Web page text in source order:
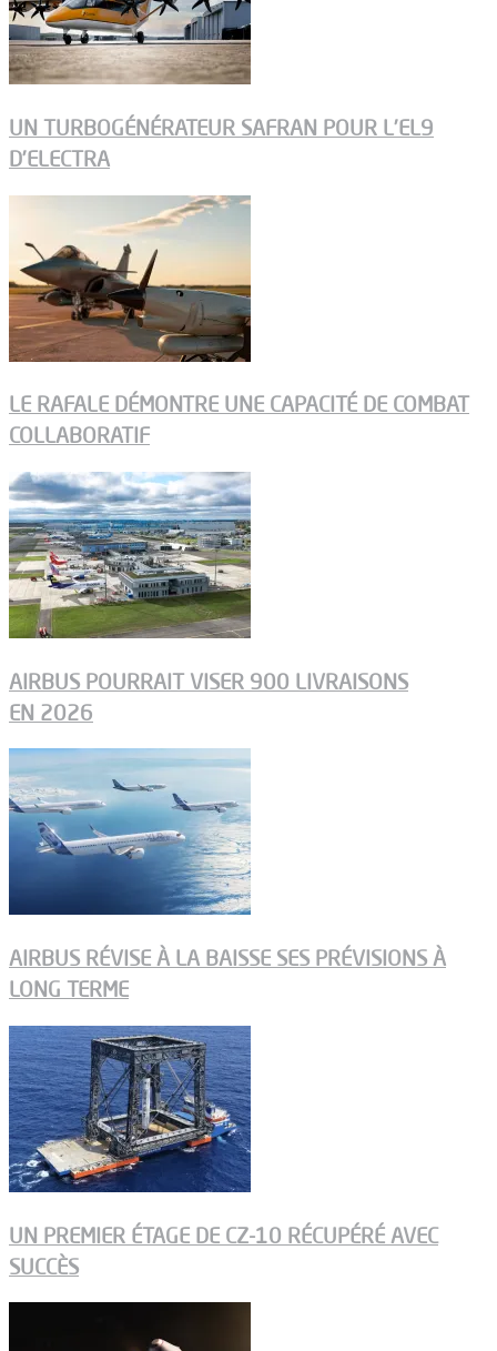
UN TURBOGÉNÉRATEUR SAFRAN POUR L’EL9
D’ELECTRA
LE RAFALE DÉMONTRE UNE CAPACITÉ DE COMBAT
COLLABORATIF
AIRBUS POURRAIT VISER 900 LIVRAISONS
EN 2026
AIRBUS RÉVISE À LA BAISSE SES PRÉVISIONS À
LONG TERME
UN PREMIER ÉTAGE DE CZ-10 RÉCUPÉRÉ AVEC
SUCCÈS